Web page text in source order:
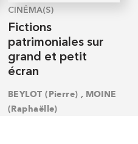
CINÉMA(S)
Fictions
patrimoniales sur
grand et petit
écran
BEYLOT (Pierre) , MOINE
(Raphaëlle)